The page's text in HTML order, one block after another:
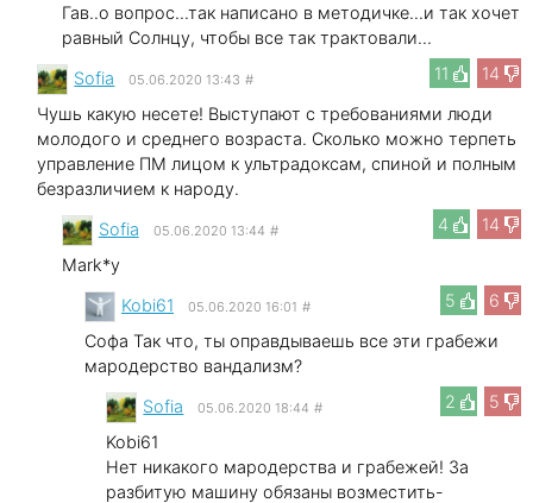
Гав..о вопрос...так написано в методичке...и так хочет
равный Солнцу, чтобы все так трактовали...
11
14
Sofia 05.06.2020 13:43 #
Чушь какую несете! Выступают с требованиями люди
молодого и среднего возраста. Сколько можно терпеть
управление ПМ лицом к ультрадоксам, спиной и полным
безразличием к народу.
4
14
Sofia 05.06.2020 13:44 #
Mark*у
5
6
Kobi61 05.06.2020 16:01 #
Софа Так что, ты оправдываешь все эти грабежи
мародерство вандализм?
2
5
Sofia 05.06.2020 18:44 #
Kobi61
Нет никакого мародерства и грабежей! За
разбитую машину обязаны возместить-